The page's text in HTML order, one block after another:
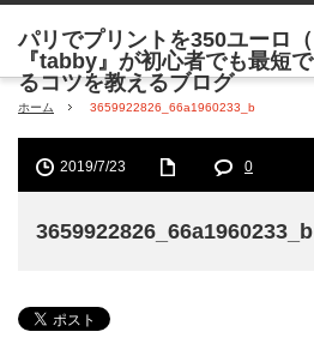
ホーム 3659922826_66a1960233_b
2019/7/23 0
3659922826_66a1960233_b